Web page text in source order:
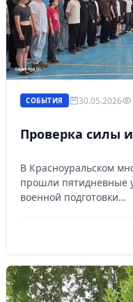
СОБЫТИЯ 30.05.2026
В Красноуральском
прошли пятидневные
военной подготовки…